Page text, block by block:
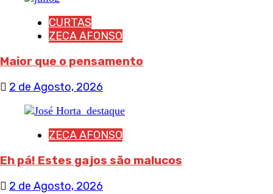
CURTAS
ZECA AFONSO
Maior que o pensamento
2 de Agosto, 2026
ZECA AFONSO
Eh pá! Estes gajos são malucos
2 de Agosto, 2026